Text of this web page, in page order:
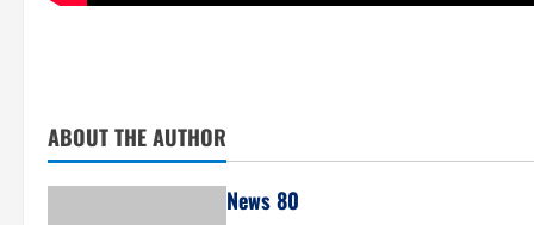
ABOUT THE AUTHOR
News 80